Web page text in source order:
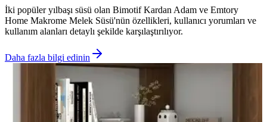
İki popüler yılbaşı süsü olan Bimotif Kardan Adam ve Emtory
Home Makrome Melek Süsü'nün özellikleri, kullanıcı yorumları ve
kullanım alanları detaylı şekilde karşılaştırılıyor.
Daha fazla bilgi edinin